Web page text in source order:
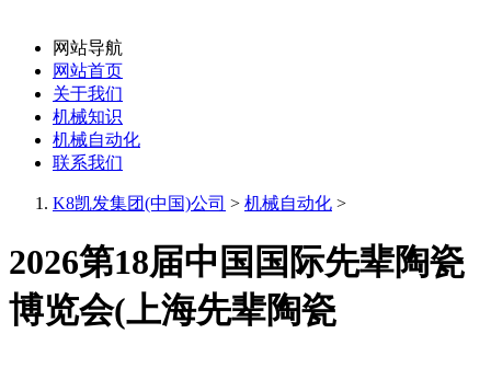
网站导航
网站首页
关于我们
机械知识
机械自动化
联系我们
K8凯发集团(中国)公司 > 机械自动化 >
2026第18届中国国际先辈陶瓷
博览会(上海先辈陶瓷